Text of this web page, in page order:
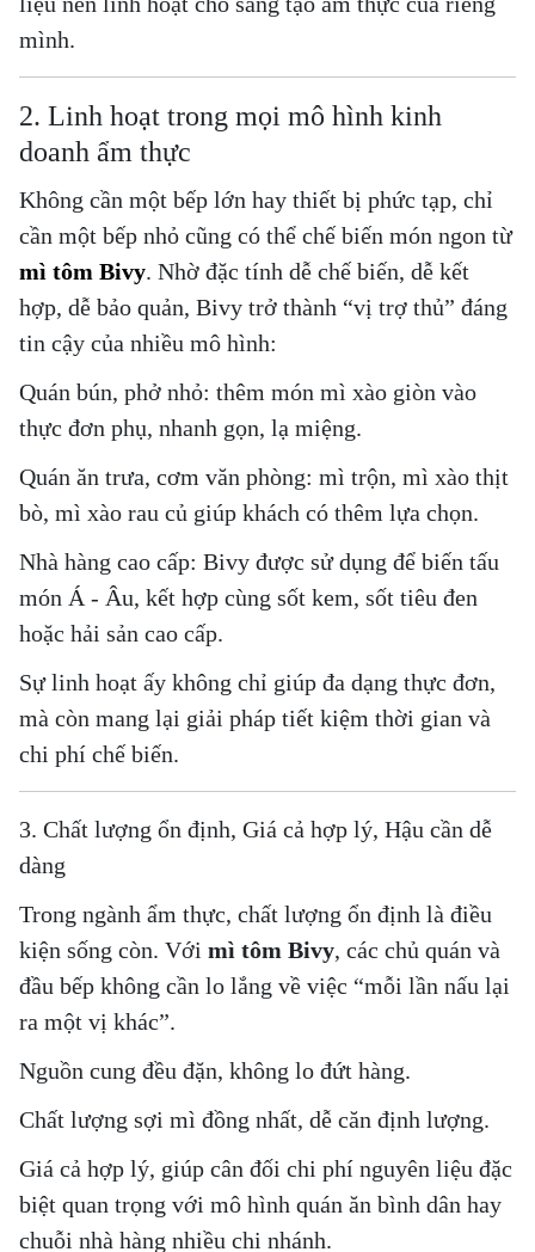
mình.
2. Linh hoạt trong mọi mô hình kinh
doanh ẩm thực
Không cần một bếp lớn hay thiết bị phức tạp, chỉ
cần một bếp nhỏ cũng có thể chế biến món ngon từ
mì tôm Bivy. Nhờ đặc tínhdễ chế biến, dễ kết
hợp, dễ bảo quản, Bivy trở thành “vị trợ thủ” đáng
tin cậy của nhiều mô hình:
Quán bún, phở nhỏ: thêm món mì xào giòn vào
thực đơn phụ, nhanh gọn, lạ miệng.
Quán ăn trưa, cơm văn phòng: mì trộn, mì xào thịt
bò, mì xào rau củ giúp khách có thêm lựa chọn.
Nhà hàng cao cấp: Bivy được sử dụng để biến tấu
món Á - Âu, kết hợp cùng sốt kem, sốt tiêu đen
hoặc hải sản cao cấp.
Sự linh hoạt ấy không chỉ giúp đa dạng thực đơn,
mà còn mang lại giải pháp tiết kiệm thời gian và
chi phí chế biến.
3. Chất lượng ổn định, Giá cả hợp lý, Hậu cần dễ
dàng
Trong ngành ẩm thực, chất lượng ổn định là điều
kiện sống còn. Vớimì tôm Bivy, các chủ quán và
đầu bếp không cần lo lắng về việc “mỗi lần nấu lại
ra một vị khác”.
Nguồn cung đều đặn, không lo đứt hàng.
Chất lượng sợi mì đồng nhất, dễ căn định lượng.
Giá cả hợp lý, giúp cân đối chi phí nguyên liệu đặc
biệt quan trọng với mô hình quán ăn bình dân hay
chuỗi nhà hàng nhiều chi nhánh.